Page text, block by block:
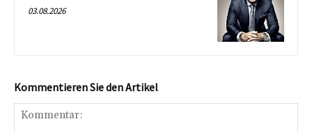
03.08.2026
Kommentieren Sie den Artikel